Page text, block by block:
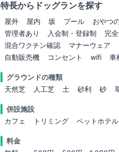
特長からドッグランを探す
屋外 屋内 坂 プール おやつ
管理者あり
入会制・登録制 完
混合ワクチン確認
マナーウェア
自動販売機
コンセント wifi 車
グラウンドの種類
天然芝
人工芝 土 砂利 砂
併設施設
カフェ
トリミング ペットホテル
料金